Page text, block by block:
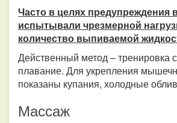
Часто в целях предупреждения
испытывали чрезмерной
количество выпиваемой
Действенный метод – тренировка
плавание. Для укрепления
показаны купания, холодные
Массаж